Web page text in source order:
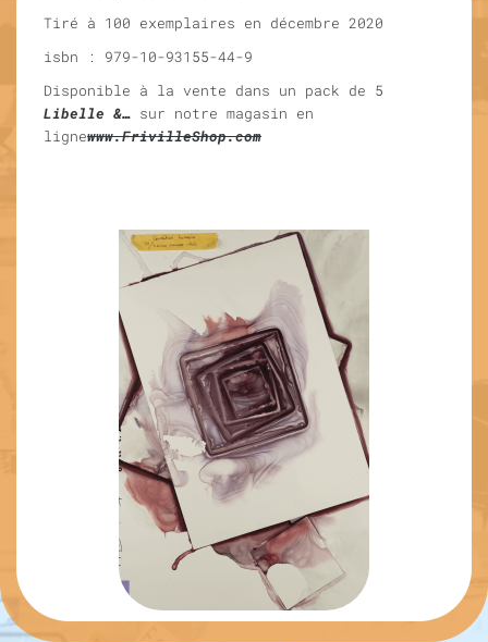
Tiré à 100 exemplaires en décembre 2020
isbn : 979-10-93155-44-9
Disponible à la vente dans un pack de 5
Libelle &… sur notre magasin en
lignewww.FrivilleShop.com